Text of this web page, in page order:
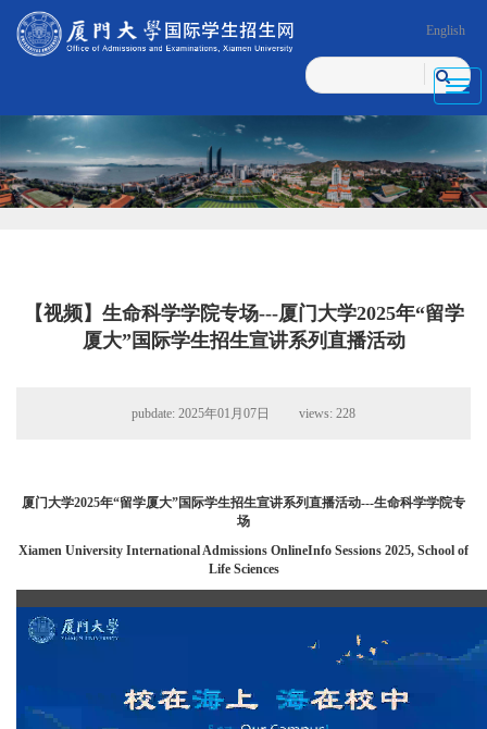
English
【视频】生命科学学院专场---厦门大学2025年“留学
厦大”国际学生招生宣讲系列直播活动
pubdate: 2025年01月07日 views: 228
厦门大学2025年“留学厦大”国际学生招生宣讲系列直播活动---生命科学学院专
场
Xiamen University International Admissions OnlineInfo Sessions 2025, School of
Life Sciences